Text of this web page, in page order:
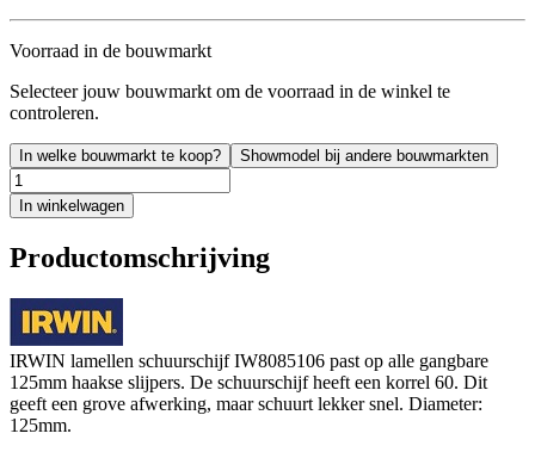
Voorraad in de bouwmarkt
Selecteer jouw bouwmarkt om de voorraad in de winkel te
controleren.
In welke bouwmarkt te koop? Showmodel bij andere bouwmarkten
In winkelwagen
Productomschrijving
IRWIN lamellen schuurschijf IW8085106 past op alle gangbare
125mm haakse slijpers. De schuurschijf heeft een korrel 60. Dit
geeft een grove afwerking, maar schuurt lekker snel. Diameter:
125mm.